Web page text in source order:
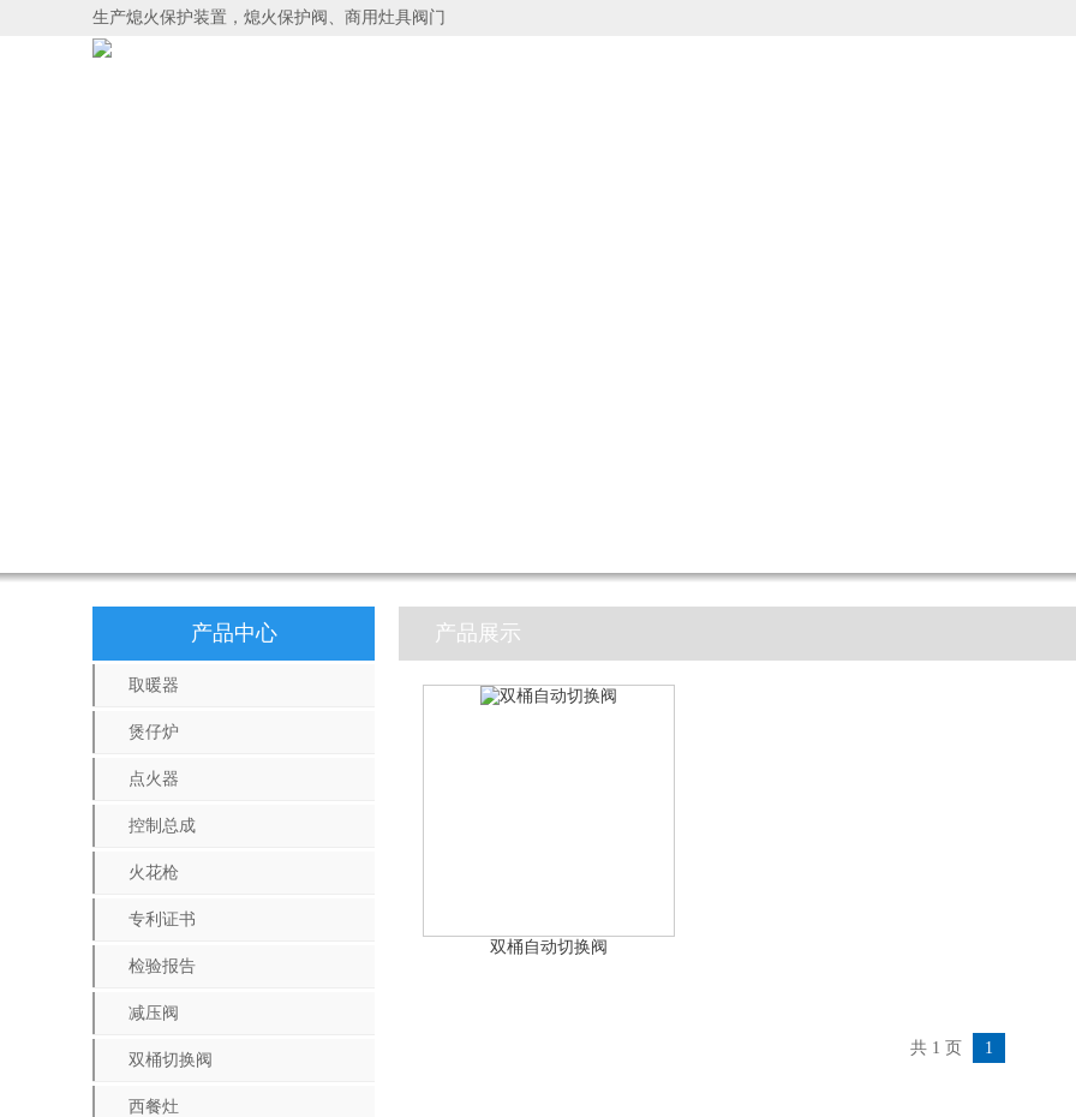
生产熄火保护装置，熄火保护阀、商用灶具阀门
产品中心
取暖器
煲仔炉
点火器
控制总成
火花枪
专利证书
检验报告
减压阀
双桶切换阀
西餐灶
产品展示
双桶自动切换阀
共 1 页 1